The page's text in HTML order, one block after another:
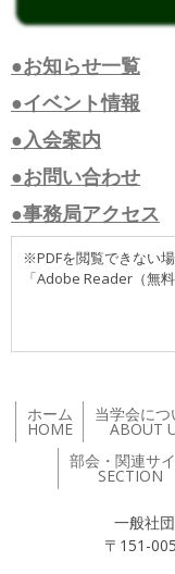
●お知らせ一覧
●イベント情報
●入会案内
●お問い合わせ
●事務局アクセス
※PDFを閲覧できない
「Adobe Reader（無
ホーム
HOME
当学会につ
ABOUT
部会・関連サ
SECTION
一般社
〒151-
バロ